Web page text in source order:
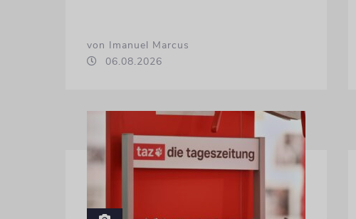
von Imanuel Marcus
06.08.2026